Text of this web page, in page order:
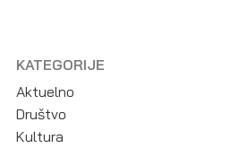
KATEGORIJE
Aktuelno
Društvo
Kultura